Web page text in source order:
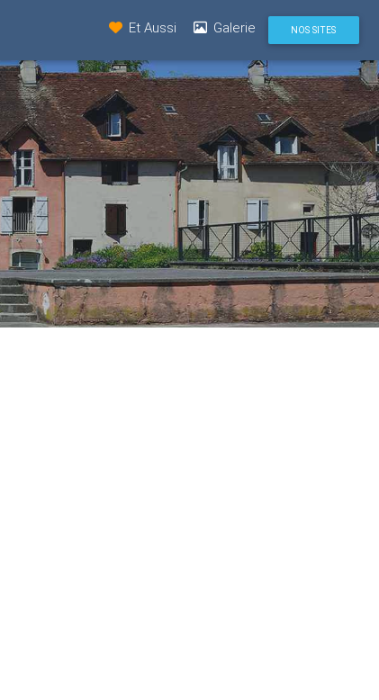
Et Aussi Galerie NOS SITES